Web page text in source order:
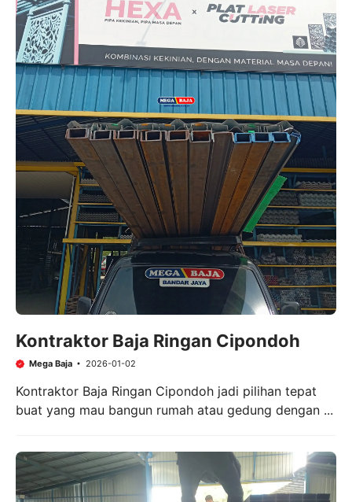
Kontraktor Baja Ringan Cipondoh
Mega Baja 2026-01-02
Kontraktor Baja Ringan Cipondoh jadi pilihan tepat
buat yang mau bangun rumah atau gedung dengan ...